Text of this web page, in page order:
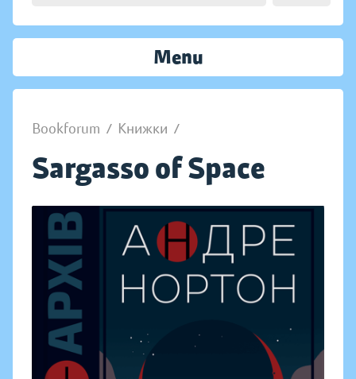
Menu
Bookforum / Книжки /
Sargasso of Space